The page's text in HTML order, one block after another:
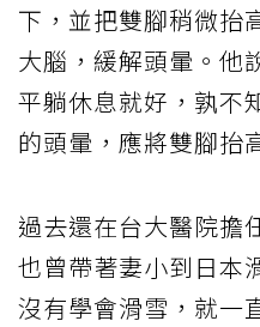
下，並把雙腳稍微抬
大腦，緩解頭暈。他
平躺休息就好，孰不
的頭暈，應將雙腳抬
過去還在台大醫院擔
也曾帶著妻小到日本
沒有學會滑雪，就一